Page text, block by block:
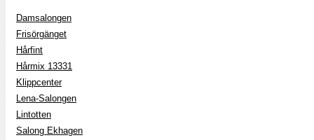
Damsalongen
Frisörgänget
Hårfint
Hårmix 13331
Klippcenter
Lena-Salongen
Lintotten
Salong Ekhagen